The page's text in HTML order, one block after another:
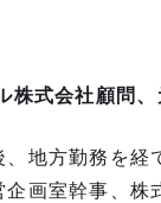
式会社顧問、
地方勤務を
画室幹事、